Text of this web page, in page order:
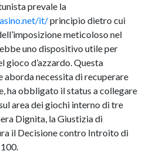
prevale la
it/principio dietro cui
meticoloso nel
uno dispositivo utile per
gioco d’azzardo. Questa
aborda necessita di recuperare
ha obbligato il status a collegare
area dei giochi interno di tre
Dignita, la Giustizia di
il Decisione contro Introito di